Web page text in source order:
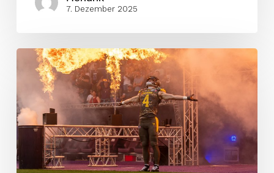
7. Dezember 2025
Vienna
Vikings
gewinnen
Overtime-
Krimi
gegen
Paris